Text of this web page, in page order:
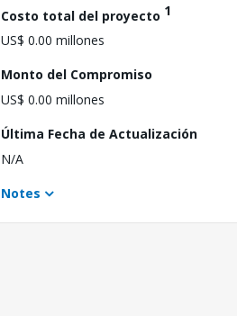
Costo total del proyecto 1
US$ 0.00 millones
Monto del Compromiso
US$ 0.00 millones
Última Fecha de Actualización
N/A
Notes